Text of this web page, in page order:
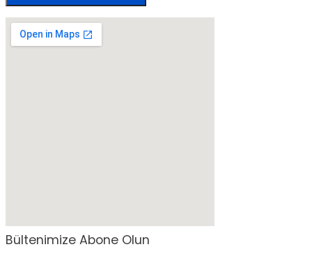
Bültenimize Abone Olun